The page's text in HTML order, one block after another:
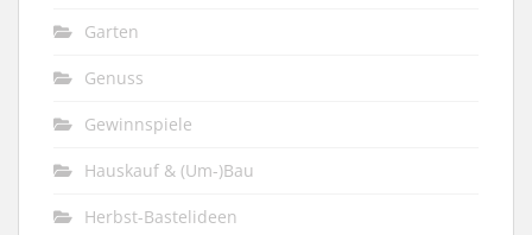
Garten
Genuss
Gewinnspiele
Hauskauf & (Um-)Bau
Herbst-Bastelideen